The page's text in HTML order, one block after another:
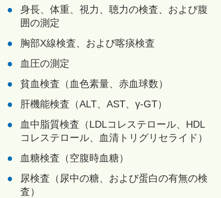
身長、体重、視力、聴力の検査、および腹
囲の測定
胸部X線検査、および喀痰検査
血圧の測定
貧血検査（血色素量、赤血球数）
肝機能検査（ALT、AST、γ-GT）
血中脂質検査（LDLコレステロール、HDL
コレステロール、血清トリグリセライド）
血糖検査（空腹時血糖）
尿検査（尿中の糖、および蛋白の有無の検
査）